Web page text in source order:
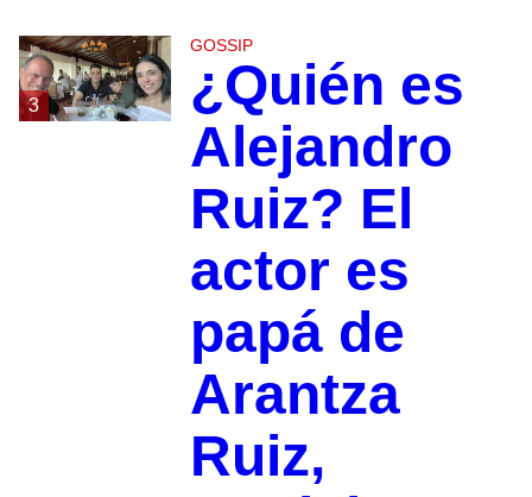
3
GOSSIP
¿Quién es
Alejandro
Ruiz? El
actor es
papá de
Arantza
Ruiz,